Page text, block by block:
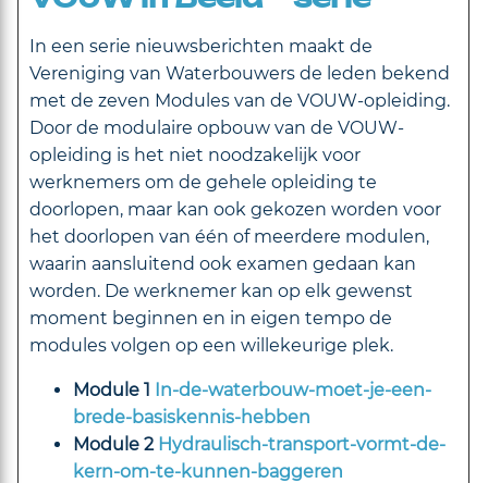
In een serie nieuwsberichten maakt de
Vereniging van Waterbouwers de leden bekend
met de zeven Modules van de VOUW-opleiding.
Door de modulaire opbouw van de VOUW-
opleiding is het niet noodzakelijk voor
werknemers om de gehele opleiding te
doorlopen, maar kan ook gekozen worden voor
het doorlopen van één of meerdere modulen,
waarin aansluitend ook examen gedaan kan
worden. De werknemer kan op elk gewenst
moment beginnen en in eigen tempo de
modules volgen op een willekeurige plek.
Module 1 In-de-waterbouw-moet-je-een-
brede-basiskennis-hebben
Module 2 Hydraulisch-transport-vormt-de-
kern-om-te-kunnen-baggeren